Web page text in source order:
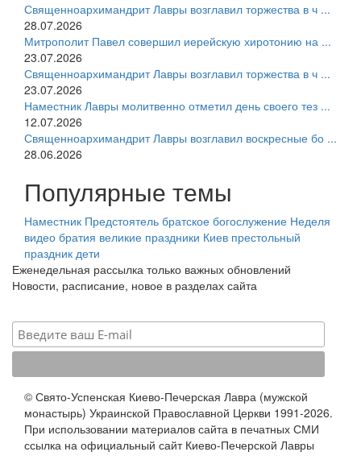
Священноархимандрит Лавры возглавил торжества в ч ...
28.07.2026
Митрополит Павел совершил иерейскую хиротонию на ...
23.07.2026
Священноархимандрит Лавры возглавил торжества в ч ...
23.07.2026
Наместник Лавры молитвенно отметил день своего тез ...
12.07.2026
Священноархимандрит Лавры возглавил воскресные бо ...
28.06.2026
Популярные темы
Наместник Предстоятель братское богослужение Неделя
видео братия великие праздники Киев престольный
праздник дети
Еженедельная рассылка только важных обновлений
Новости, расписание, новое в разделах сайта
© Свято-Успенская Киево-Печерская Лавра (мужской
монастырь) Украинской Православной Церкви 1991-2026.
При использовании материалов сайта в печатных СМИ
ссылка на официальный сайт Киево-Печерской Лавры